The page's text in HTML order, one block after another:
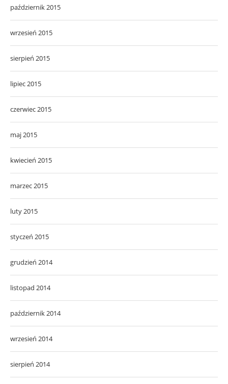
październik 2015
wrzesień 2015
sierpień 2015
lipiec 2015
czerwiec 2015
maj 2015
kwiecień 2015
marzec 2015
luty 2015
styczeń 2015
grudzień 2014
listopad 2014
październik 2014
wrzesień 2014
sierpień 2014